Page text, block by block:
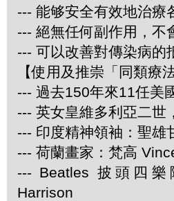
--- 能够安全有效地治療
--- 絕無任何副作用，不
--- 可以改善對傳染病的
【使用及推崇「同類療
--- 過去150年來11任美
--- 英女皇維多利亞二世
--- 印度精神領袖：聖
--- 荷蘭畫家：梵高
--- Beatles 披頭四樂
Harrison